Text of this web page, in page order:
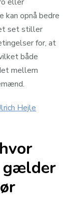
opnå bedre
set stiller
for, at
både
mellem
Hejle
gælder